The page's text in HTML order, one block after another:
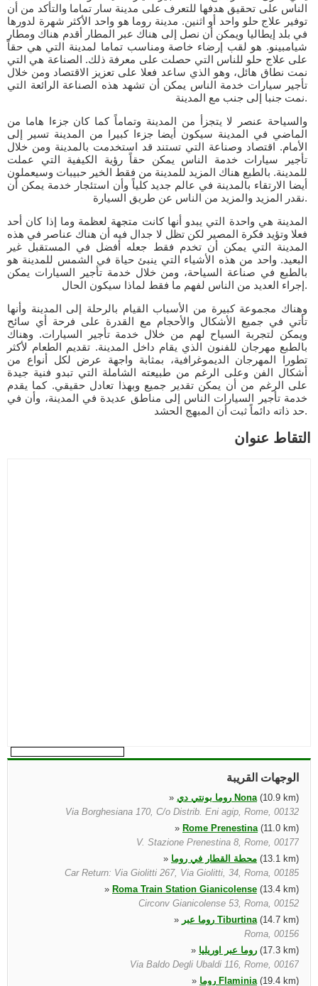
الناس على تحقيق هدفها للتعرف على مدينة سار تماما والتأكد من أن
توفير علاج حلو واحد أو اثنين. مدينة روما هو واحد الأكثر شهرة لدورها
في بلد إيطاليا ويمكن أن نصل إلى هناك عبر المطار أقدم هناك ومطار
شيامبينو. هو لقب إرضاء خاصة ومناسب تماما لمدينة التي هي حقاً
على علاج حلو للناس التي حصلت على معرفة ذلك. الصناعة هي التي
نمت نطاق هائل، وهو الذي ساعد فعلا على تعزيز الاقتصاد ومن خلال
تأجير سيارات خدمة الناس يمكن أن تشهد هذه الصناعة الرائعة التي
نمت جنبا إلى جنب مع المدينة.
والسياحة عنصر لا يتجزأ من المدينة وتماماً كما كان جزءا هاما من
الماضي في المدينة سيكون أيضا جزءا كبيرا من المدينة تسير إلى
الأمام. اقتصاد وصناعة التي تستند قد استخدمت بالمدينة ومن خلال
تأجير سيارات خدمة الناس يمكن حقاً رؤية الكيفية التي عملت
للمدينة. بالطبع هناك المزيد للمدينة من فقط الخير حبيبات وسيعملون
أيضا الارتقاء بالمدينة في عالم جديد كلياً وأن استئجار خدمة يمكن أن
نقدر المزيد والمزيد من الناس عن طريق السيارة.
المدينة هي واحدة التي يبدو أنها كانت متجهة لعظمة وما إذا كان أحد
فعلا وتؤيد فكرة المصير لكن تظل لا جدال فيه أن هناك عناصر في هذه
المدينة التي يمكن أن تخدم فقط جعله أفضل في المستقبل غير
البعيد. واحد من هذه الأشياء التي ينبئ حياة في الشمس للمدينة هو
بالطبع في صناعة السياحة، ومن خلال خدمة تأجير السيارات يمكن
إجراء العديد من الناس لفهم ما فقط لماذا سيكون الحال.
وهناك مجموعة كبيرة من الأسباب القيام بالرحلة إلى المدينة وأنها
تأتي في جميع الأشكال والأحجام مع القدرة على فرحة أي سائح
ويمكن لتجربة السياح لهم من خلال خدمة تأجير السيارات. وهناك
بالطبع مهرجان للفنون الذي يقام داخل المدينة. تقديم الطعام لأكثر
تطورا المهرجان الديموغرافية، بمثابة واجهة عرض لكل أنواع من
أشكال الفن وعلى الرغم من طبيعته الشاملة التي تبدو فنية جيدة
على الرغم من أن يمكن تقدير جميع وبهذا تعادل حقيقي. كما يقدم
خدمة تأجير السيارات الناس إلى مناطق عديدة في المدينة، وأن في
حد ذاته دائماً ثبت أن المبهج الحشد.
التقاط عنوان
الوجهات القريبة
» روما بونتي دي Nona(10.9 km)
Via Borghesiana 170, C/o Distrib. Eni agip, Rome, 00132
» Rome Prenestina(11.0 km)
V. Stazione Prenestina 8, Rome, 00177
» محطة القطار في روما
(13.1 km)
Car Return: Via Giolitti 267, Via Giolitti, 34, Roma, 00185
» Roma Train Station Gianicolense (13.4 km)
Circonv Gianicolense 53, Roma, 00152
»
روما عبر Tiburtina(14.7 km)
Roma, 00156
» روما عبر اوريليا
(17.3 km)
Via Baldo Degli Ubaldi 116, Rome, 00167
»
روما Flaminia(19.4 km)